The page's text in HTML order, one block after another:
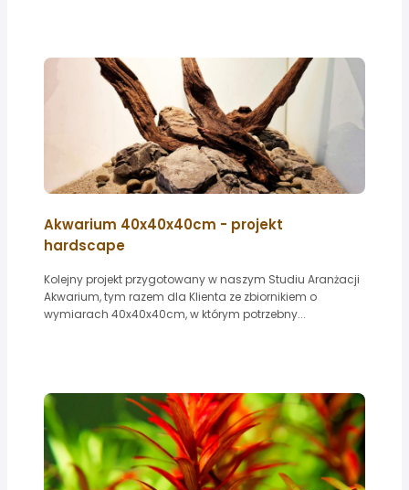
Akwarium 40x40x40cm - projekt
hardscape
Kolejny projekt przygotowany w naszym Studiu Aranżacji
Akwarium, tym razem dla Klienta ze zbiornikiem o
wymiarach 40x40x40cm, w którym potrzebny...